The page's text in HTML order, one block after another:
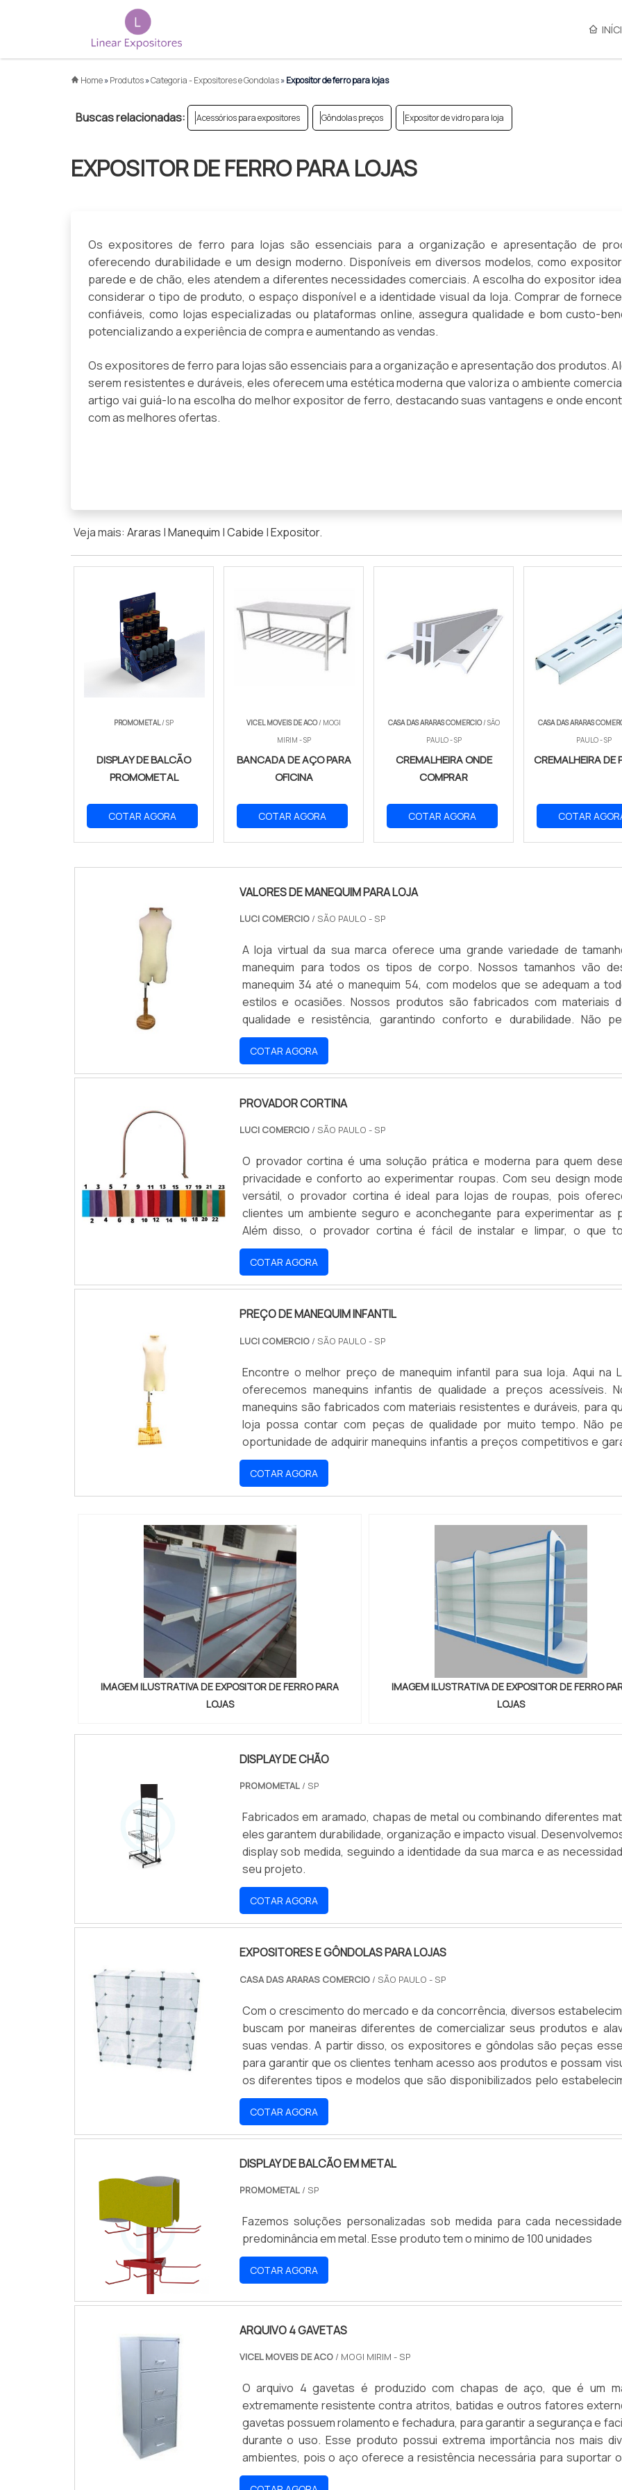
Home»Produtos»Categoria - Expositores e Gondolas»Expositor de ferro para lojas
Buscas relacionadas: Acessórios para expositores Gôndolas preços Expositor de vidro para loja
EXPOSITOR DE FERRO PARA LOJAS
Os expositores de ferro para lojas são essenciais para a organização e apresentação de
oferecendo durabilidade e um design moderno. Disponíveis em diversos modelos, como
parede e de chão, eles atendem a diferentes necessidades comerciais. A escolha do expositor
considerar o tipo de produto, o espaço disponível e a identidade visual da loja. Comprar de
confiáveis, como lojas especializadas ou plataformas online, assegura qualidade e bom custo-
potencializando a experiência de compra e aumentando as vendas.
Os expositores de ferro para lojas são essenciais para a organização e apresentação dos produtos.
serem resistentes e duráveis, eles oferecem uma estética moderna que valoriza o ambiente
artigo vai guiá-lo na escolha do melhor expositor de ferro, destacando suas vantagens e onde
com as melhores ofertas.
Veja mais: Araras |Manequim |Cabide |Expositor.
PROMOMETAL/ SP
DISPLAY DE BALCÃO
PROMOMETAL
COTAR AGORA
VICEL MOVEIS DE ACO/ MOGI
MIRIM - SP
BANCADA DE AÇO PARA
OFICINA
COTAR AGORA
CASA DAS ARARAS COMERCIO/ SÃO
PAULO - SP
CREMALHEIRA ONDE
COMPRAR
COTAR AGORA
CASA DAS ARARAS
PAULO - SP
CREMALHEIRA DE
COTAR
VALORES DE MANEQUIM PARA LOJA
LUCI COMERCIO / SÃO PAULO - SP
A loja virtual da sua marca oferece uma grande variedade de
manequim para todos os tipos de corpo. Nossos tamanhos vão
manequim 34 até o manequim 54, com modelos que se adequam a
estilos e ocasiões. Nossos produtos são fabricados com materiais
qualidade e resistência, garantindo conforto e durabilidade. Não
oportunidade de encontrar o manequim ideal para você e aproveite
preços acessíveis.
COTAR AGORA
PROVADOR CORTINA
LUCI COMERCIO / SÃO PAULO - SP
O provador cortina é uma solução prática e moderna para quem
privacidade e conforto ao experimentar roupas. Com seu design
versátil, o provador cortina é ideal para lojas de roupas, pois
clientes um ambiente seguro e aconchegante para experimentar as
Além disso, o provador cortina é fácil de instalar e limpar, o que
experiência de compra ainda mais agradável.
COTAR AGORA
PREÇO DE MANEQUIM INFANTIL
LUCI COMERCIO / SÃO PAULO - SP
Encontre o melhor preço de manequim infantil para sua loja. Aqui na
oferecemos manequins infantis de qualidade a preços acessíveis.
manequins são fabricados com materiais resistentes e duráveis, para
loja possa contar com peças de qualidade por muito tempo. Não
oportunidade de adquirir manequins infantis a preços competitivos e
melhor para seus clientes. Aproveite nossas ofertas e compre agora
COTAR AGORA
IMAGEM ILUSTRATIVA DE EXPOSITOR DE FERRO PARA
LOJAS
IMAGEM ILUSTRATIVA DE EXPOSITOR DE FERRO
LOJAS
DISPLAY DE CHÃO
PROMOMETAL/ SP
Fabricados em aramado, chapas de metal ou combinando diferentes
eles garantem durabilidade, organização e impacto visual.
display sob medida, seguindo a identidade da sua marca e as
seu projeto.
COTAR AGORA
EXPOSITORES E GÔNDOLAS PARA LOJAS
CASA DAS ARARAS COMERCIO/ SÃO PAULO - SP
Com o crescimento do mercado e da concorrência, diversos
buscam por maneiras diferentes de comercializar seus produtos e
suas vendas. A partir disso, os expositores e gôndolas são peças
para garantir que os clientes tenham acesso aos produtos e possam
os diferentes tipos e modelos que são disponibilizados pelo
Assim, é possível utilizar essas peças em vitrines, exposições,
dispostos no próprio estabelecimento, sempre vis.
COTAR AGORA
DISPLAY DE BALCÃO EM METAL
PROMOMETAL/ SP
Fazemos soluções personalizadas sob medida para cada
predominância em metal. Esse produto tem o minimo de 100 unidades
COTAR AGORA
ARQUIVO 4 GAVETAS
VICEL MOVEIS DE ACO/ MOGI MIRIM - SP
O arquivo 4 gavetas é produzido com chapas de aço, que é um
extremamente resistente contra atritos, batidas e outros fatores
gavetas possuem rolamento e fechadura, para garantir a segurança e
durante o uso. Esse produto possui extrema importância nos mais
ambientes, pois o aço oferece a resistência necessária para suportar
excessivo dos objetos. Esses locais podem ser: Escritórios;